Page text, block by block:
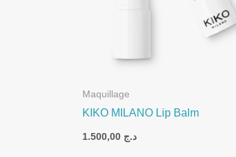
Maquillage
KIKO MILANO Lip Balm
د.ج